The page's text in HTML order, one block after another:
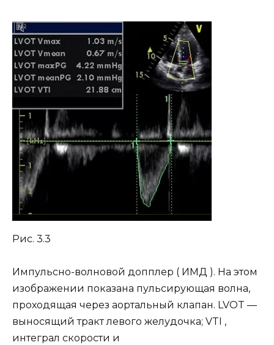
Рис. 3.3
Импульсно-волновой допплер ( ИМД ). На этом
изображении показана пульсирующая волна,
проходящая через аортальный клапан. LVOT —
выносящий тракт левого желудочка; VTI ,
интеграл скорости и